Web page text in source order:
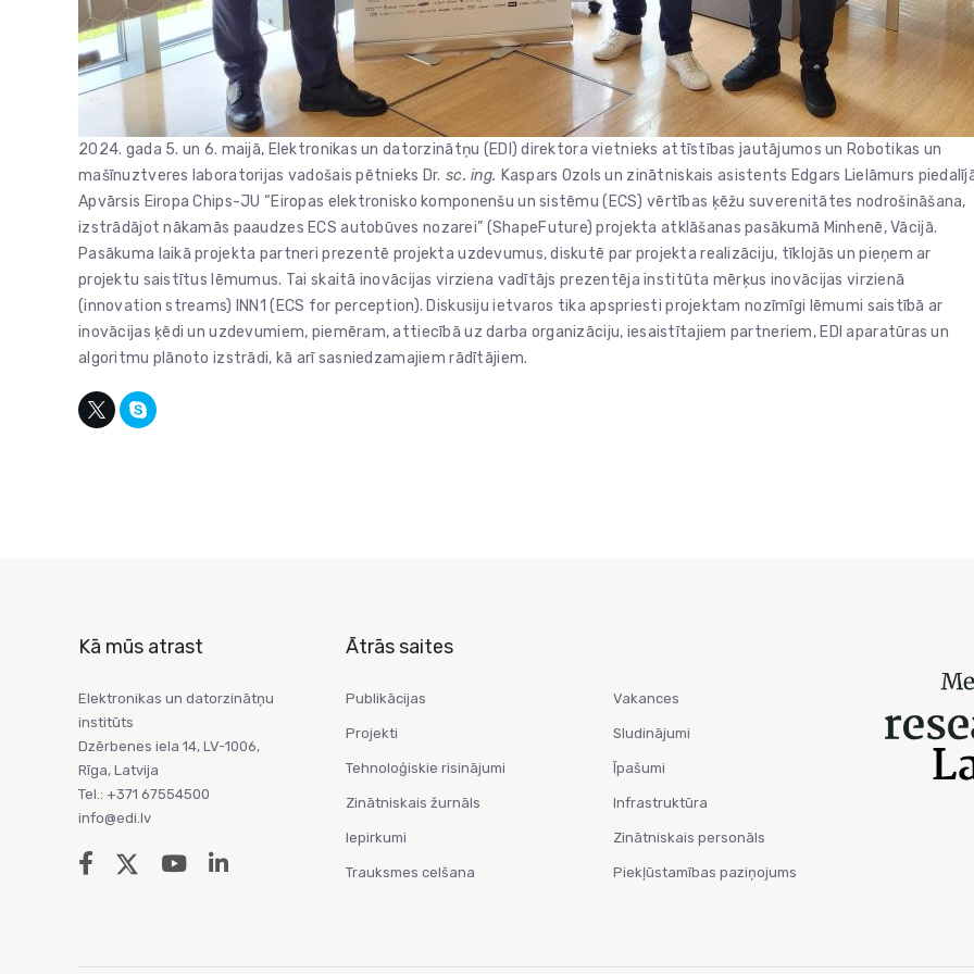
2024. gada 5. un 6. maijā, Elektronikas un datorzinātņu (EDI) direktora vietnieks attīstības jautājumos un Robotikas un
mašīnuztveres laboratorijas vadošais pētnieks Dr. sc. ing. Kaspars Ozols un zinātniskais asistents Edgars Lielāmurs
Apvārsis Eiropa Chips-JU “Eiropas elektronisko komponenšu un sistēmu (ECS) vērtības ķēžu suverenitātes nodrošināšana,
izstrādājot nākamās paaudzes ECS autobūves nozarei” (ShapeFuture) projekta atklāšanas pasākumā Minhenē, Vācijā.
Pasākuma laikā projekta partneri prezentē projekta uzdevumus, diskutē par projekta realizāciju, tīklojās un pieņem ar
projektu saistītus lēmumus. Tai skaitā inovācijas virziena vadītājs prezentēja institūta mērķus inovācijas virzienā
(innovation streams) INN1 (ECS for perception). Diskusiju ietvaros tika apspriesti projektam nozīmīgi lēmumi saistībā ar
inovācijas ķēdi un uzdevumiem, piemēram, attiecībā uz darba organizāciju, iesaistītajiem partneriem, EDI aparatūras un
algoritmu plānoto izstrādi, kā arī sasniedzamajiem rādītājiem.
Kā mūs atrast
Elektronikas un datorzinātņu
institūts
Dzērbenes iela 14, LV-1006,
Rīga, Latvija
Tel.: +371 67554500
info@edi.lv
Ātrās saites
Publikācijas
Projekti
Tehnoloģiskie risinājumi
Zinātniskais žurnāls
Iepirkumi
Trauksmes celšana
Vakances
Sludinājumi
Īpašumi
Infrastruktūra
Zinātniskais personāls
Piekļūstamības paziņojums